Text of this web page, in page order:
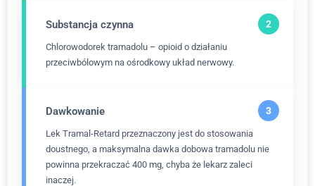
Substancja czynna
Chlorowodorek tramadolu – opioid o działaniu
przeciwbólowym na ośrodkowy układ nerwowy.
Dawkowanie
Lek Tramal-Retard przeznaczony jest do stosowania
doustnego, a maksymalna dawka dobowa tramadolu nie
powinna przekraczać 400 mg, chyba że lekarz zaleci
inaczej.